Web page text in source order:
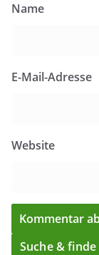
Name
E-Mail-Adresse
Website
Suche &